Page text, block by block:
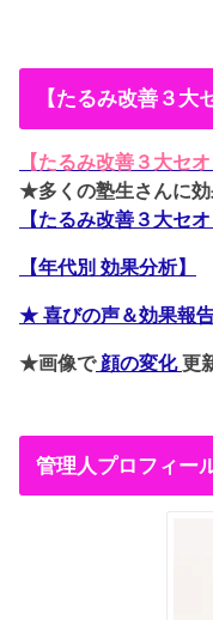
【たるみ改善３大
【たるみ改善３大セオ
★多くの塾生さんに効
【たるみ改善３大セ
【年代別 効果分析】
★ 喜びの声＆効果報
★画像で顔の変化更
管理人プロフィー